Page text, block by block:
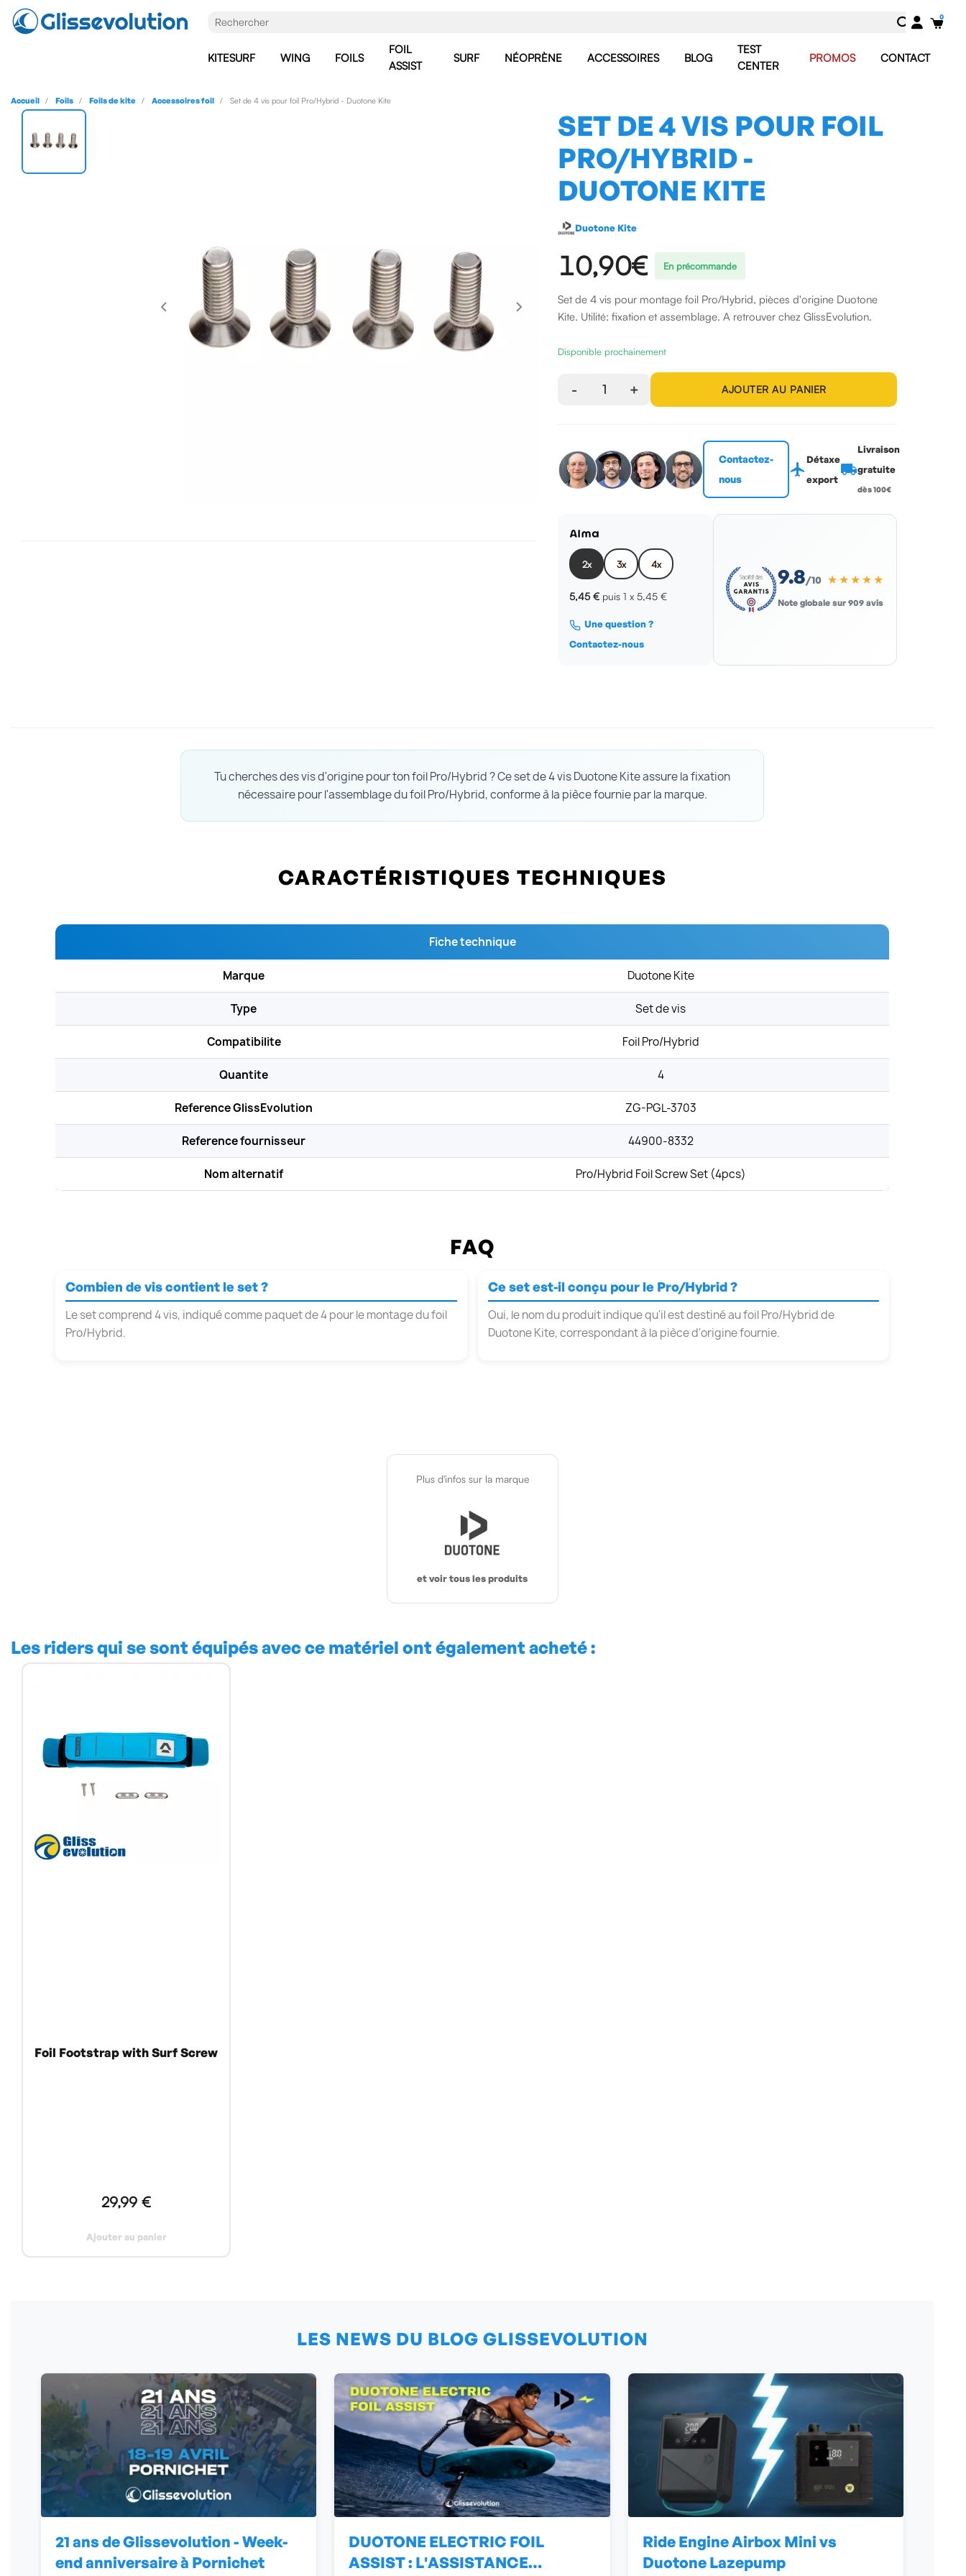
KITESURF WING FOILS
FOIL
ASSIST
SURF NÉOPRÈNE ACCESSOIRES BLOG
TEST
CENTER
PROMOS CONTACT
Accueil Foils Foils de kite Accessoires foil Set de 4 vis pour foil Pro/Hybrid - Duotone Kite
SET DE 4 VIS POUR FOIL
PRO/HYBRID -
DUOTONE KITE
Duotone Kite
10,90€ En précommande
Set de 4 vis pour montage foil Pro/Hybrid, pièces d'origine Duotone
Kite. Utilité: fixation et assemblage. A retrouver chez GlissEvolution.
Disponible prochainement
- 1 + AJOUTER AU PANIER
Contactez-
nous
flight
Détaxe
export
local_shipping
Livraison
gratuite
dès 100€
2x 3x 4x
5,45 € puis 1 x5,45 €
Une question ?
Contactez-nous
9.8/10 ★★★★★
Note globale sur 909 avis
Tu cherches des vis d'origine pour ton foil Pro/Hybrid ? Ce set de 4 vis Duotone Kite assure la fixation
nécessaire pour l'assemblage du foil Pro/Hybrid, conforme à la pièce fournie par la marque.
CARACTÉRISTIQUES TECHNIQUES
Fiche technique
Marque Duotone Kite
Type Set de vis
Compatibilite Foil Pro/Hybrid
Quantite 4
Reference GlissEvolution ZG-PGL-3703
Reference fournisseur 44900-8332
Nom alternatif Pro/Hybrid Foil Screw Set (4pcs)
FAQ
Combien de vis contient le set ?
Le set comprend 4 vis, indiqué comme paquet de 4 pour le montage du foil
Pro/Hybrid.
Ce set est-il conçu pour le Pro/Hybrid ?
Oui, le nom du produit indique qu'il est destiné au foil Pro/Hybrid de
Duotone Kite, correspondant à la pièce d'origine fournie.
Plus d'infos sur la marque
et voir tous les produits
Les riders qui se sont équipés avec ce matériel ont également acheté :
Foil Footstrap with Surf Screw
29,99 €
Ajouter au panier
LES NEWS DU BLOG GLISSEVOLUTION
21 ans de Glissevolution - Week-
end anniversaire à Pornichet
DUOTONE ELECTRIC FOIL
ASSIST : L'ASSISTANCE
Ride Engine Airbox Mini vs
Duotone Lazepump